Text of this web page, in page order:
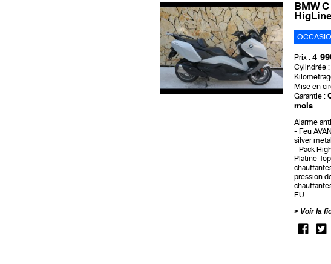
BMW
Prix : 4
Cylindrée :
Mise en
Garantie :
mois
Alarme
Feu
silver
Pack
Platine
pression
EU
Voir la